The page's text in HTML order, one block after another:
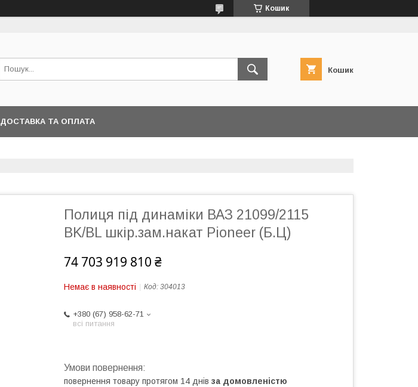
Кошик
Кошик
ДОСТАВКА ТА ОПЛАТА
Полиця під динаміки ВАЗ 21099/2115
ВK/BL шкір.зам.накат Pioneer (Б.Ц)
74 703 919 810 ₴
Немає в наявності Код: 304013
+380 (67) 958-62-71
всі питання
повернення товару протягом 14 днів за домовленістю